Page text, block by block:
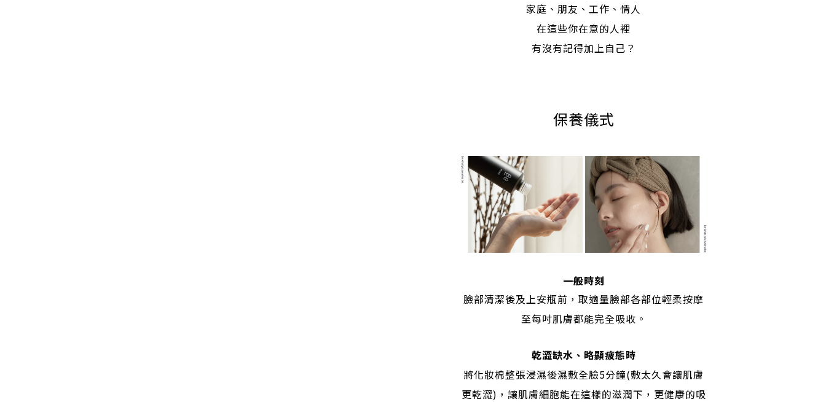
家庭、朋友、工作、情人
在這些你在意的人裡
有沒有記得加上自己？
保養儀式
一般時刻
臉部清潔後及上安瓶前，取適量臉部各部位輕柔按摩
至每吋肌膚都能完全吸收。
乾澀缺水、略顯疲態時
將化妝棉整張浸濕後濕敷全臉5分鐘(敷太久會讓肌膚
更乾澀)，讓肌膚細胞能在這樣的滋潤下，更健康的吸